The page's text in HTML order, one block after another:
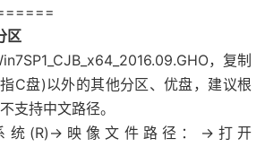
区
，复制
C盘)以外的其他分区、优盘，建议根
支持中文路径。
(R)→映像文件路径：→打开